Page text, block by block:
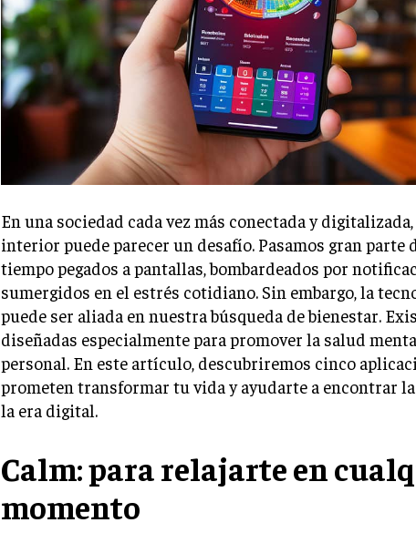
En una sociedad cada vez más conectada y
interior puede parecer un desafío. Pasamos gran parte
tiempo pegados a pantallas, bombardeados por
sumergidos en el estrés cotidiano. Sin embargo, la
puede ser aliada en nuestra búsqueda de bienestar.
diseñadas especialmente para promover la salud
personal. En este artículo, descubriremos cinco
prometen transformar tu vida y ayudarte a encontrar
la era digital.
Calm: para relajarte en
momento